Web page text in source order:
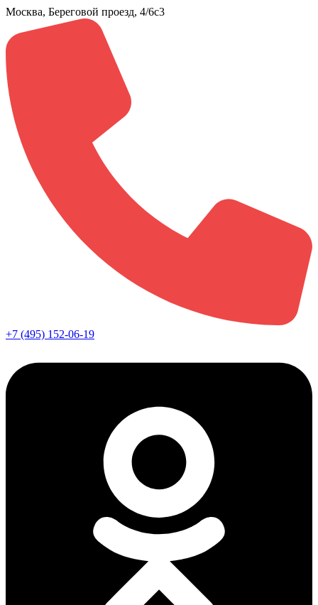
Москва, Береговой проезд, 4/6с3
+7 (495) 152-06-19